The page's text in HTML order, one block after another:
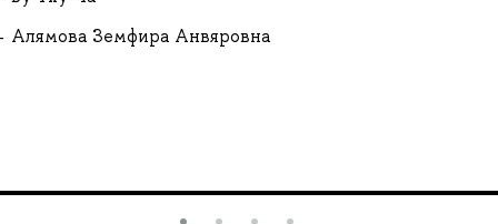
Алямова Земфира Анвяровна